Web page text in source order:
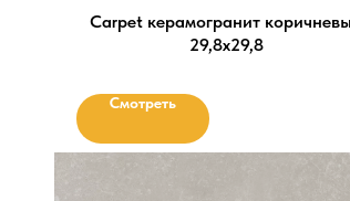
Carpet керамогранит
29,8х29,8
Смотреть